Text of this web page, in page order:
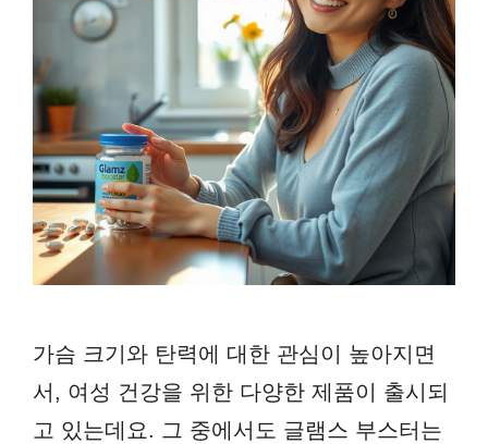
가슴 크기와 탄력에 대한 관심이 높아지면
서, 여성 건강을 위한 다양한 제품이 출시되
고 있는데요. 그 중에서도 글램스 부스터는